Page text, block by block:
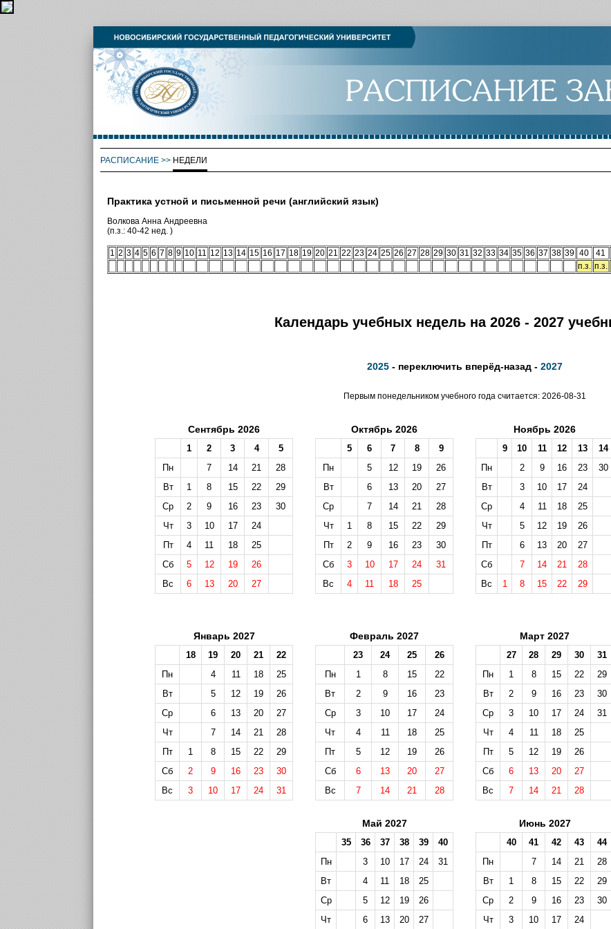
РАСПИСАНИЕ>> НЕДЕЛИ
Практика устной и письменной речи (английский язык)
Волкова Анна Андреевна
(п.з.: 40-42 нед. )
1 2 3 4 5 6 7 8 9 10 11 12 13 14 15 16 17 18 19 20 21 22 23 24 25 26 27 28 29 30 31 32 33 34 35 36 37 38 39 40 41
п.з. п.з.
Календарь учебных недель на 2026 - 2027
2025- переключить вперёд-назад - 2027
Первым понедельником учебного года считается: 2026-08-31
Сентябрь 2026
1 2 3 4
5
Пн
7 14 21
28
Вт
1 8 15 22
29
Ср
2 9 16 23
30
Чт
3 10 17
24
Пт
4 11 18
25
Сб
5 12 19
26
Вс
6 13 20 27
Октябрь 2026
5 6 7 8
9
Пн
5 12 19
26
Вт
6 13 20
27
Ср
7 14 21
28
Чт
1 8 15 22
29
Пт
2 9 16 23
30
Сб
3 10 17 24
31
Вс
4 11 18 25
Ноябрь 2026
9 10 11 12 13
14
Пн
2 9 16 23
30
Вт
3 10 17
24
Ср
4 11 18
25
Чт
5 12 19
26
Пт
6 13 20
27
Сб
7 14 21
28
Вс
1 8 15 22 29
Январь 2027
18 19 20 21
22
Пн
4 11 18
25
Вт
5 12 19
26
Ср
6 13 20
27
Чт
7 14 21
28
Пт
1 8 15 22
29
Сб
2 9 16 23
30
Вс
3 10 17 24 31
Февраль 2027
23 24 25
26
Пн
1 8 15
22
Вт
2 9 16
23
Ср
3 10 17
24
Чт
4 11 18
25
Пт
5 12 19
26
Сб
6 13 20
27
Вс
7 14 21 28
Март 2027
27 28 29 30
31
Пн
1 8 15 22
29
Вт
2 9 16 23
30
Ср
3 10 17 24
31
Чт
4 11 18
25
Пт
5 12 19
26
Сб
6 13 20
27
Вс
7 14 21 28
Май 2027
35 36 37 38 39
40
Пн
3 10 17 24
31
Вт
4 11 18
25
Ср
5 12 19
26
Чт
6 13 20 27
Июнь 2027
40 41 42 43
44
Пн
7 14 21
28
Вт
1 8 15 22
29
Ср
2 9 16 23
30
Чт
3 10 17 24